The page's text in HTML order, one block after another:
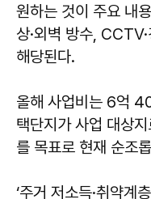
원하는 것이 주요 내
상·외벽 방수,
해당된다.
올해 사업비는 6억
택단지가 사업 대상
를 목표로 현재 순조
‘주거 저소득·취약계